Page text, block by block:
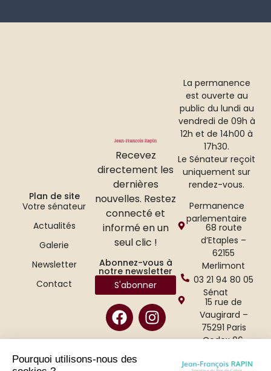
Pourquoi utilisons-nous des
Recevez
directement les
dernières
nouvelles. Restez
connecté et
informé en un
seul clic !
Abonnez-vous à
notre newsletter
S'abonner
La permanence
est ouverte au
public du lundi au
vendredi de 09h à
12h et de 14h00 à
17h30.
Le Sénateur reçoit
uniquement sur
rendez-vous.
Permanence
parlementaire
68 route
d’Etaples –
62155
Merlimont
03 21 94 80 05
Sénat
15 rue de
Vaugirard –
75291 Paris
Cedex 06.
Plan de site
Votre sénateur
Actualités
Galerie
Newsletter
Contact